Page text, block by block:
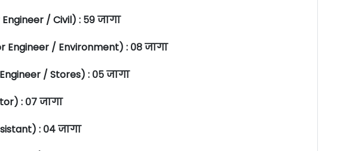
/ Civil) : ५९ जागा
/ Environment) : ०८ जागा
/ Stores) : ०५ जागा
: ०७ जागा
: ०४ जागा